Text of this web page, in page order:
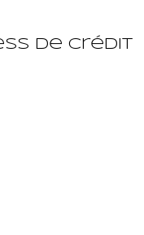
de crédit